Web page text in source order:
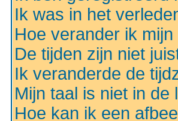
Ik was in het
Hoe verander ik
De tijden zijn niet
Ik veranderde de
Mijn taal is niet in de
Hoe kan ik een